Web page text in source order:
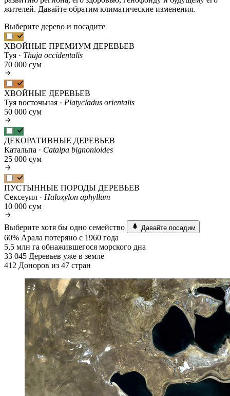
жителей. Давайте обратим климатические изменения.
Выберите дерево и посадите
ХВОЙНЫЕ ПРЕМИУМ ДЕРЕВЬЕВ
Туя · Thuja occidentalis
70 000 сум
ХВОЙНЫЕ ДЕРЕВЬЕВ
Туя восточьная · Platycladus orientalis
50 000 сум
ДЕКОРАТИВНЫЕ ДЕРЕВЬЕВ
Катальпа · Catalpa bignonioides
25 000 сум
ПУСТЫННЫЕ ПОРОДЫ ДЕРЕВЬЕВ
Сексеуил · Haloxylon aphyllum
10 000 сум
Выберите хотя бы одно семейство Давайте посадим
60% Арала потеряно с 1960 года
5,5 млн га обнажившегося морского дна
33 045 Деревьев уже в земле
412 Доноров из 47 стран